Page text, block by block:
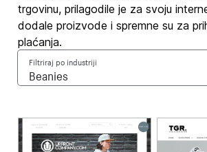
trgovinu, prilagodile je za svoju
dodale proizvode i spremne su za
plaćanja.
Filtriraj po industriji